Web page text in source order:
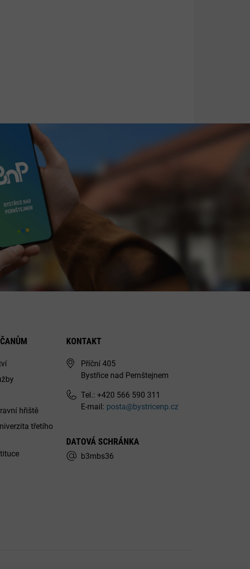
hřiště
třetího
KONTAKT
Příční 405
Bystřice nad Pernštejnem
Tel.: +420 566 590 311
E-mail: posta@bystricenp.cz
DATOVÁ SCHRÁNKA
b3mbs36